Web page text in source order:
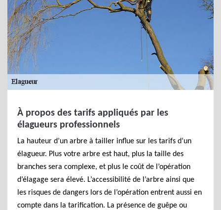
À propos des tarifs appliqués par les
élagueurs professionnels
La hauteur d’un arbre à tailler influe sur les tarifs d’un
élagueur. Plus votre arbre est haut, plus la taille des
branches sera complexe, et plus le coût de l’opération
d’élagage sera élevé. L’accessibilité de l’arbre ainsi que
les risques de dangers lors de l’opération entrent aussi en
compte dans la tarification. La présence de guêpe ou